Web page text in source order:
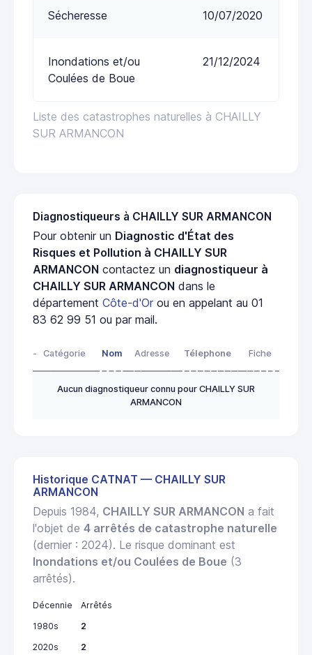
Liste des catastrophes naturelles à CHAILLY
SUR ARMANCON
Sécheresse 10/07/2020
Inondations et/ou
Coulées de Boue
21/12/2024
Diagnostiqueurs à CHAILLY SUR ARMANCON
Pour obtenir un Diagnostic d'État des
Risques et Pollution à CHAILLY SUR
ARMANCON contactez un diagnostiqueur à
CHAILLY SUR ARMANCON dans le
département Côte-d'Or ou en appelant au 01
83 62 99 51 ou par mail.
- Catégorie Nom Adresse Télephone Fiche
Aucun diagnostiqueur connu pour CHAILLY SUR
ARMANCON
Historique CATNAT — CHAILLY SUR
ARMANCON
Depuis 1984, CHAILLY SUR ARMANCON a fait
l'objet de 4 arrêtés de catastrophe naturelle
(dernier : 2024). Le risque dominant est
Inondations et/ou Coulées de Boue (3
arrêtés).
Décennie
Arrêtés
1980s
2
2020s
2